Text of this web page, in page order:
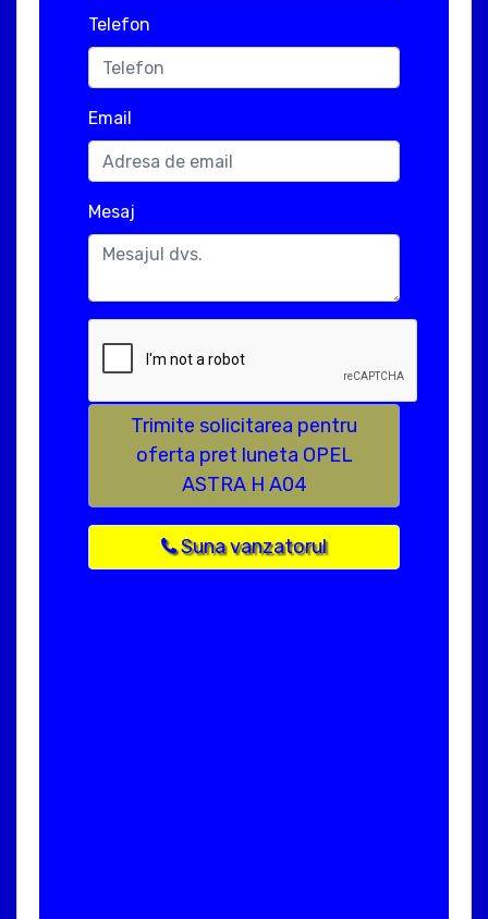
Telefon
Email
Mesaj
Trimite solicitarea pentru
oferta pret luneta OPEL
ASTRA H A04
Suna vanzatorul